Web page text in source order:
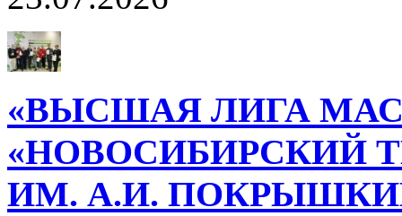
«ВЫСШАЯ ЛИГА
«НОВОСИБИРСКИЙ
ИМ. А.И.